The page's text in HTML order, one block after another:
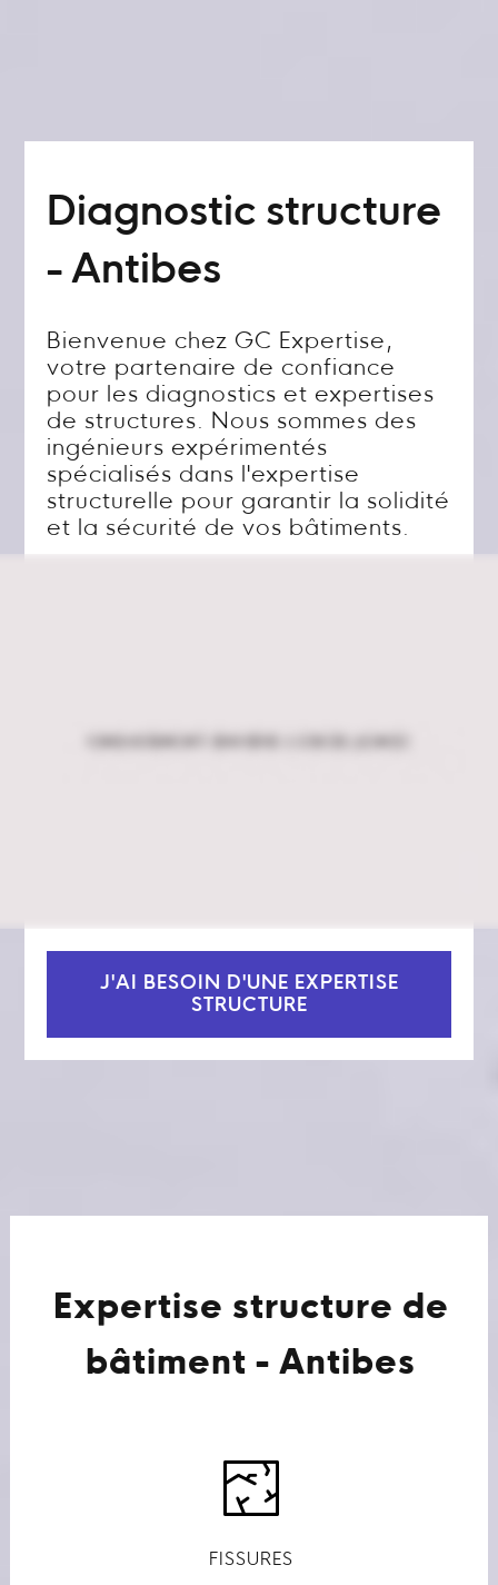
Diagnostic structure
- Antibes
Bienvenue chez GC Expertise,
votre partenaire de confiance
pour les diagnostics et expertises
de structures. Nous sommes des
ingénieurs expérimentés
spécialisés dans l'expertise
structurelle pour garantir la solidité
et la sécurité de vos bâtiments.
J'AI BESOIN D'UNE EXPERTISE
STRUCTURE
Expertise structure de
bâtiment - Antibes
FISSURES